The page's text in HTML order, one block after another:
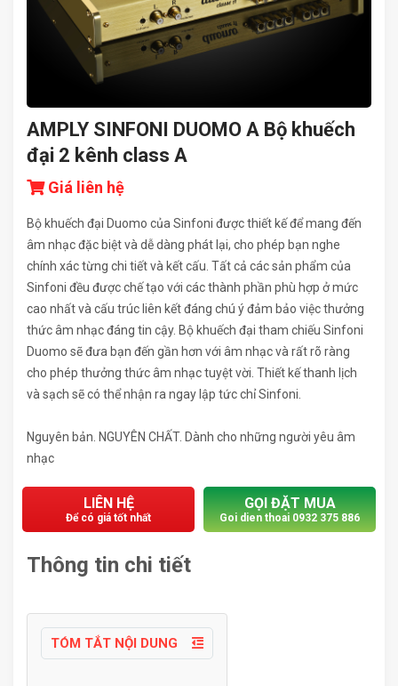
AMPLY SINFONI DUOMO A Bộ khuếch
đại 2 kênh class A
Giá liên hệ
Bộ khuếch đại Duomo của Sinfoni được thiết kế để mang đến
âm nhạc đặc biệt và dễ dàng phát lại, cho phép bạn nghe
chính xác từng chi tiết và kết cấu. Tất cả các sản phẩm của
Sinfoni đều được chế tạo với các thành phần phù hợp ở mức
cao nhất và cấu trúc liên kết đáng chú ý đảm bảo việc thưởng
thức âm nhạc đáng tin cậy. Bộ khuếch đại tham chiếu Sinfoni
Duomo sẽ đưa bạn đến gần hơn với âm nhạc và rất rõ ràng
cho phép thưởng thức âm nhạc tuyệt vời. Thiết kế thanh lịch
và sạch sẽ có thể nhận ra ngay lập tức chỉ Sinfoni.
Nguyên bản. NGUYÊN CHẤT. Dành cho những người yêu âm
nhạc
LIÊN HỆ
Để có giá tốt nhất
GỌI ĐẶT MUA
Goi dien thoai 0932 375 886
Thông tin chi tiết
TÓM TẮT NỘI DUNG